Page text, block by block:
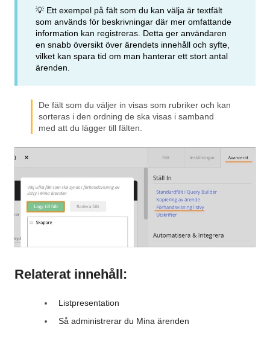
💡 Ett exempel på fält som du kan välja är textfält
som används för beskrivningar där mer omfattande
information kan registreras. Detta ger användaren
en snabb översikt över ärendets innehåll och syfte,
vilket kan spara tid om man hanterar ett stort antal
ärenden.
De fält som du väljer in visas som rubriker och kan
sorteras i den ordning de ska visas i samband
med att du lägger till fälten.
Relaterat innehåll:
Listpresentation
Så administrerar du Mina ärenden